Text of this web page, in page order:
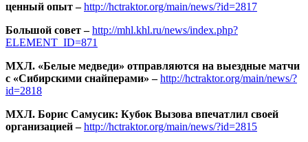
ценный опыт –http://hctraktor.org/main/news/?id=2817
Большой совет –http://mhl.khl.ru/news/index.php?
ELEMENT_ID=871
МХЛ. «Белые медведи» отправляются на выездные матчи
с «Сибирскими снайперами» –http://hctraktor.org/main/news/?
id=2818
МХЛ. Борис Самусик: Кубок Вызова впечатлил своей
организацией –http://hctraktor.org/main/news/?id=2815